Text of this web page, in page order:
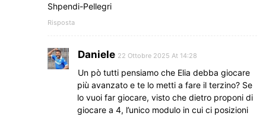
Shpendi-Pellegri
Risposta
Daniele 22 Ottobre 2025 At 14:28
Un pò tutti pensiamo che Elia debba giocare
più avanzato e te lo metti a fare il terzino? Se
lo vuoi far giocare, visto che dietro proponi di
giocare a 4, l’unico modulo in cui ci posizioni